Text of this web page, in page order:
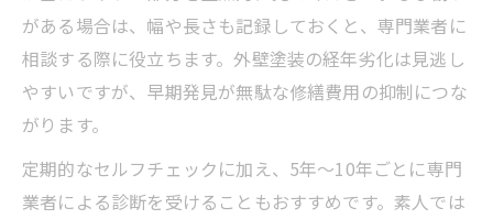
がある場合は、幅や長さも記録しておくと、専門業者に
相談する際に役立ちます。外壁塗装の経年劣化は見逃し
やすいですが、早期発見が無駄な修繕費用の抑制につな
がります。
定期的なセルフチェックに加え、5年～10年ごとに専門
業者による診断を受けることもおすすめです。素人では